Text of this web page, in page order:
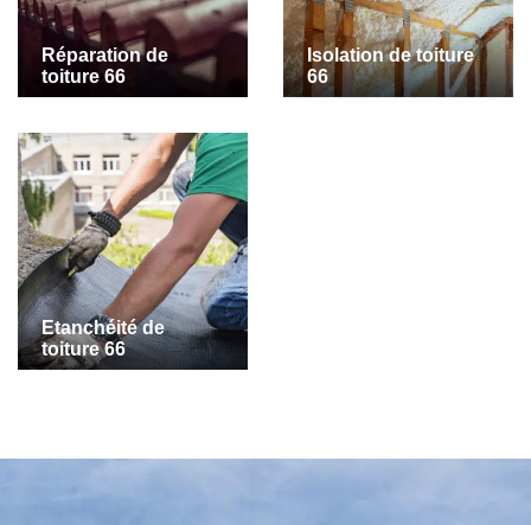
Réparation de
toiture 66
Isolation de toiture
66
Etanchéité de
toiture 66